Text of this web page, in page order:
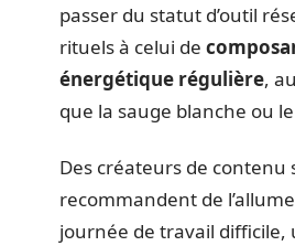
passer du statut d’outil
rituels à celui de
énergétique régulière,
que la sauge blanche ou
Des créateurs de contenu
recommandent de
journée de travail difficile,